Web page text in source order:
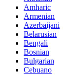
Amharic
Armenian
Azerbaijani
Belarusian
Bengali
Bosnian
Bulgarian
Cebuano